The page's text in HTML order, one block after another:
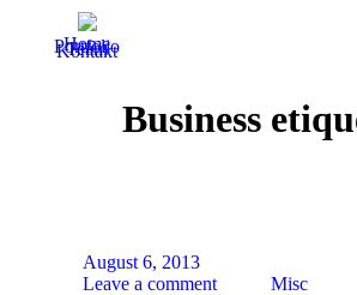
Home
Portfolio
Team
Kontakt
Business
August 6, 2013
Leave a comment
Misc